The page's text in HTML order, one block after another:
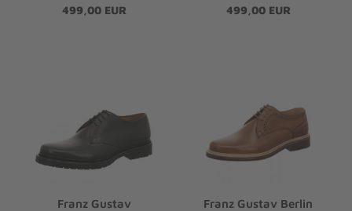
499,00 EUR 499,00 EUR
Franz Gustav
Franz Gustav Berlin